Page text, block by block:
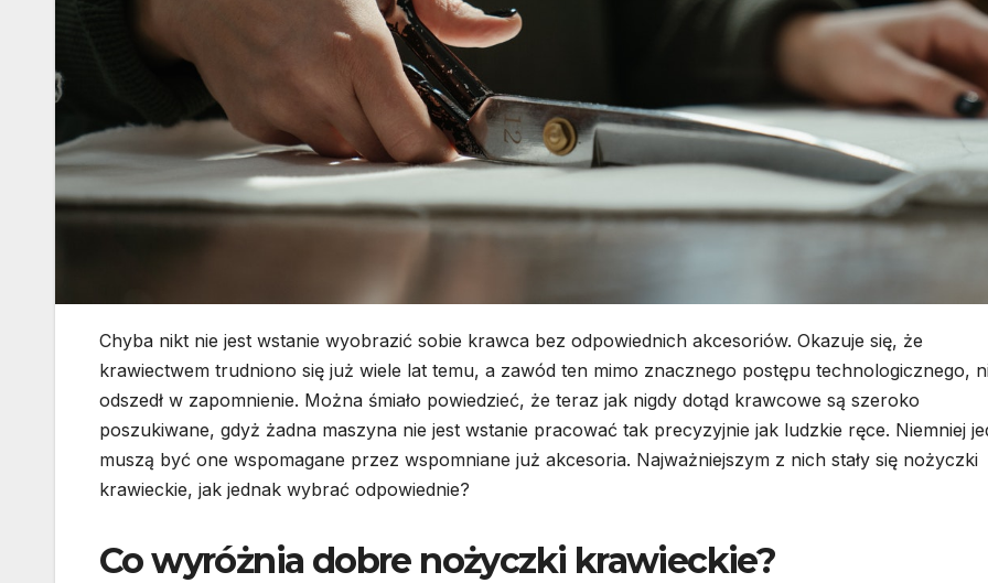
Chyba nikt nie jest wstanie wyobrazić sobie krawca bez odpowiednich akcesoriów. Okazuje się, że
krawiectwem trudniono się już wiele lat temu, a zawód ten mimo znacznego postępu technologicznego,
odszedł w zapomnienie. Można śmiało powiedzieć, że teraz jak nigdy dotąd krawcowe są szeroko
poszukiwane, gdyż żadna maszyna nie jest wstanie pracować tak precyzyjnie jak ludzkie ręce. Niemniej
muszą być one wspomagane przez wspomniane już akcesoria. Najważniejszym z nich stały się nożyczki
krawieckie, jak jednak wybrać odpowiednie?
Co wyróżnia dobre nożyczki krawieckie?
Dom
całoroczny –
co zapewnia
producent
domów
modułowych?
DOM I OGRÓD
i